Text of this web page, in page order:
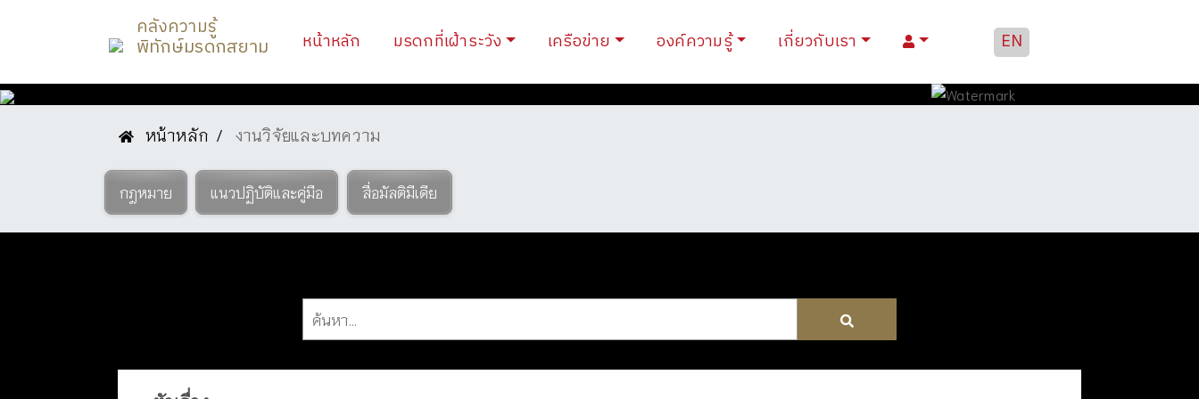
คลังความรู้
พิทักษ์มรดกสยาม หน้าหลัก (current)
มรดกที่เฝ้าระวัง เครือข่าย องค์ความรู้ เกี่ยวกับเรา EN
องค์ความรู้
หน้าหลัก งานวิจัยและบทความ
กฎหมาย แนวปฏิบัติและคู่มือ สื่อมัลติมีเดีย